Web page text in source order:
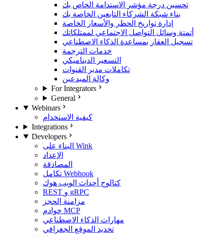
تحسين درجة مؤشر الاستدامة الخاص بك
بناء شبكة الشركاء التابعين الخاصة بك
إدارة تواريخ الحظر والأسعار الخاصة
أتمتة وسائل التواصل الاجتماعي لممتلكاتك
تسجيل العقار بمساعدة الذكاء الاصطناعي
خدمات الترجمة
التسعير الديناميكي
تكاملات مدير القنوات
وكالة المبدعين
For Integrators
General
Webinars
كيفية الاستخدام
Integrations
Developers
البناء على Wink
الإعداد
المصادقة
تكامل Webhook
كتالوج أحداث الويب هوك
REST و gRPC
مزامنة الحجز
خوادم MCP
مهارات الذكاء الاصطناعي
تحديد الموقع الجغرافي